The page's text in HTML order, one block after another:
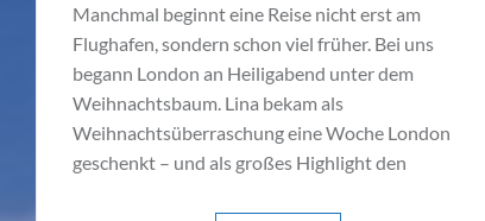
Manchmal beginnt eine Reise nicht erst am
Flughafen, sondern schon viel früher. Bei uns
begann London an Heiligabend unter dem
Weihnachtsbaum. Lina bekam als
Weihnachtsüberraschung eine Woche London
geschenkt – und als großes Highlight den